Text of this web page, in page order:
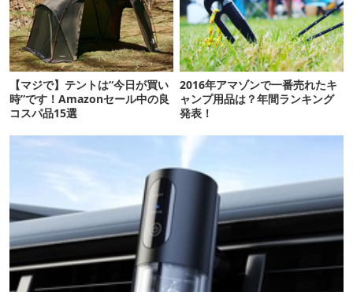
【マジで】テントは“今日が買い
時”です！Amazonセール中の良
コスパ品15選
2016年アマゾンで一番売れたキ
ャンプ用品は？年間ランキング
発表！